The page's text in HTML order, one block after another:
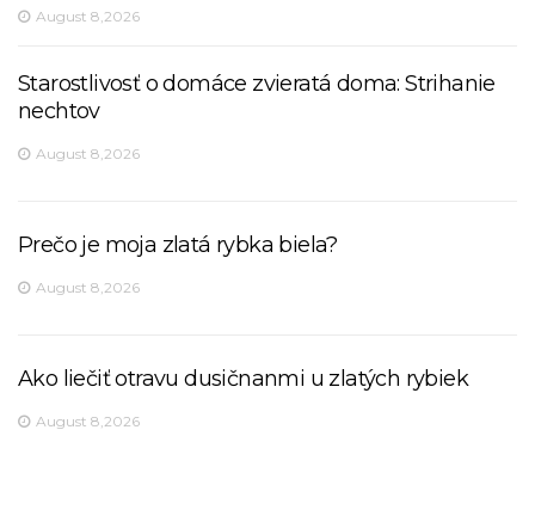
August 8,2026
Starostlivosť o domáce zvieratá doma: Strihanie
nechtov
August 8,2026
Prečo je moja zlatá rybka biela?
August 8,2026
Ako liečiť otravu dusičnanmi u zlatých rybiek
August 8,2026